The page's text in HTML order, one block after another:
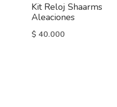
Kit Reloj Shaarms
Aleaciones
$ 40.000